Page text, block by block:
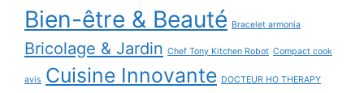
Bien-être & Beauté Bracelet armonia
Bricolage & Jardin Chef Tony Kitchen Robot Compact cook
avis Cuisine Innovante DOCTEUR HO THERAPY